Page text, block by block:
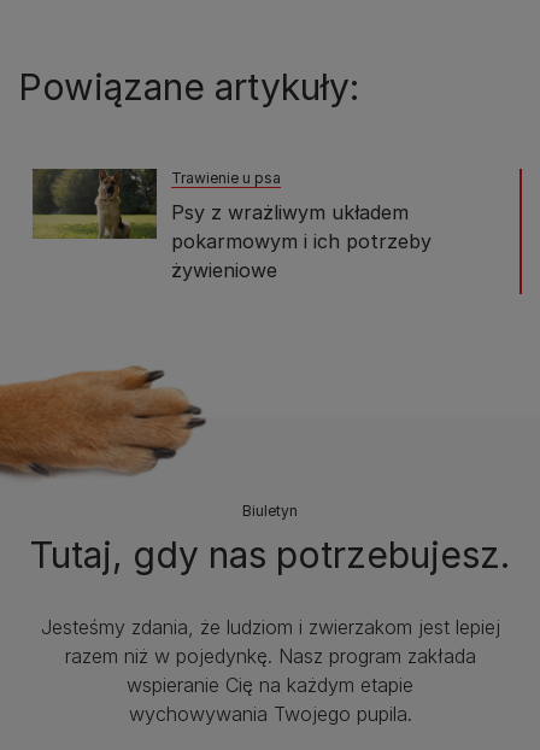
Powiązane artykuły:
Trawienie u psa
Psy z wrażliwym układem
pokarmowym i ich potrzeby
żywieniowe
Biuletyn
Tutaj, gdy nas potrzebujesz.
Jesteśmy zdania, że ludziom i zwierzakom jest lepiej
razem niż w pojedynkę. Nasz program zakłada
wspieranie Cię na każdym etapie
wychowywania Twojego pupila.